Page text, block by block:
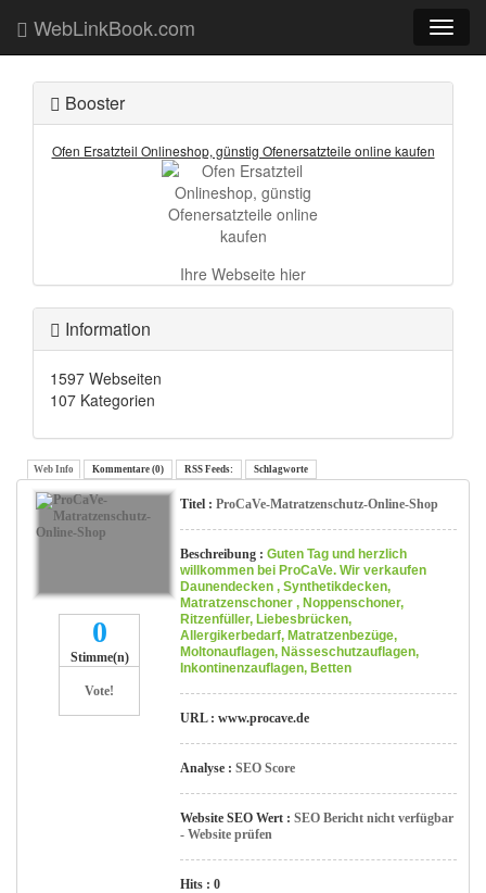
Toggle
WebLinkBook.com
Booster
Ofen Ersatzteil Onlineshop, günstig Ofenersatzteile online kaufen
Ihre Webseite hier
Information
1597 Webseiten
107 Kategorien
Web Info Kommentare (0) RSS Feeds: Schlagworte
0
Stimme(n)
Vote!
Titel : ProCaVe-Matratzenschutz-Online-Shop
Beschreibung : Guten Tag und herzlich
willkommen bei ProCaVe. Wir verkaufen
Daunendecken , Synthetikdecken,
Matratzenschoner , Noppenschoner,
Ritzenfüller, Liebesbrücken,
Allergikerbedarf, Matratzenbezüge,
Moltonauflagen, Nässeschutzauflagen,
Inkontinenzauflagen, Betten
URL : www.procave.de
Analyse : SEO Score
Website SEO Wert : SEO Bericht nicht verfügbar
- Website prüfen
Hits : 0